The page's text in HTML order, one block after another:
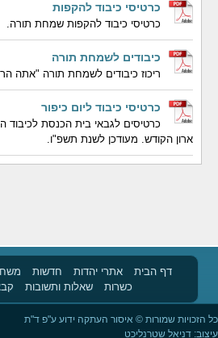
כרטיסי כיבוד להקפות
כרטיסי כיבוד להקפות שמחת תורה.
כיבודים לשמחת תורה
ריכוז כיבודים לשמחת תורה "אתה
כרטיסי כיבוד ליום כיפור
כרטיסים לגבאי בית הכנסת לכיבוד
ארון הקודש. מעודכן לשנת תשפ"ו.
דף הבית אתרי יהדות חדשות
כשרות
שאלות ותשובות
כל הזכויות שמורות © איסור העתקה ידוע ע"פ ד"ת
עיצוב: דניאל שטרנליכט